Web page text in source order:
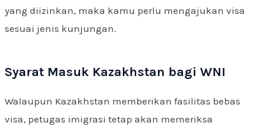
yang diizinkan, maka kamu perlu mengajukan visa
sesuai jenis kunjungan.
Syarat Masuk Kazakhstan bagi WNI
Walaupun Kazakhstan memberikan fasilitas bebas
visa, petugas imigrasi tetap akan memeriksa